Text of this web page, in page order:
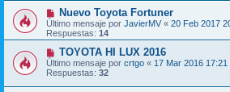
Nuevo Toyota Fortuner
Último mensaje por JavierMV « 20 Feb 2017
Respuestas: 14
TOYOTA HI LUX 2016
Último mensaje por crtgo « 17 Mar 2016 17:21
Respuestas: 32